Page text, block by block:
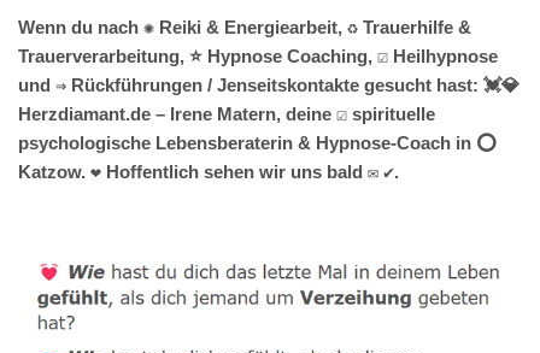
Wenn du nach ✺ Reiki & Energiearbeit, ♻ Trauerhilfe &
Trauerverarbeitung, ⭐ Hypnose Coaching, ☑️ Heilhypnose
und ⇒ Rückführungen / Jenseitskontakte gesucht hast: 💓️💎
Herzdiamant.de – Irene Matern, deine ☑️ spirituelle
psychologische Lebensberaterin & Hypnose-Coach in ⭕
Katzow. ❤ Hoffentlich sehen wir uns bald ✉ ✔.